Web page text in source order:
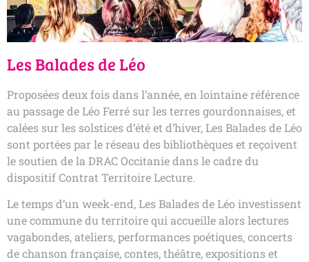
Les Balades de Léo
Proposées deux fois dans l’année, en lointaine référence
au passage de Léo Ferré sur les terres gourdonnaises, et
calées sur les solstices d’été et d’hiver, Les Balades de Léo
sont portées par le réseau des bibliothèques et reçoivent
le soutien de la DRAC Occitanie dans le cadre du
dispositif Contrat Territoire Lecture.
Le temps d’un week-end, Les Balades de Léo investissent
une commune du territoire qui accueille alors lectures
vagabondes, ateliers, performances poétiques, concerts
de chanson française, contes, théâtre, expositions et